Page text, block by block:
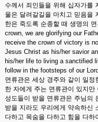
수께서 죄인들을 위해 십자가를
울은 달려갈길을 마치고 믿음을
한은 죽도록 순종할 때 생명의
crown, we are glorifying our
receive the crown of victory is
Jesus Christ as his/her savior
his/her life to living a sanctified
follow in the footsteps of our
면류관은 세상 경주와 같이 일
한 자에게 주는 면류관이 있지
성도들이 받을 면류관은 주님의
받을 지라도 우리에게 약속하신
다하고 목숨을 다하고 힘을 다